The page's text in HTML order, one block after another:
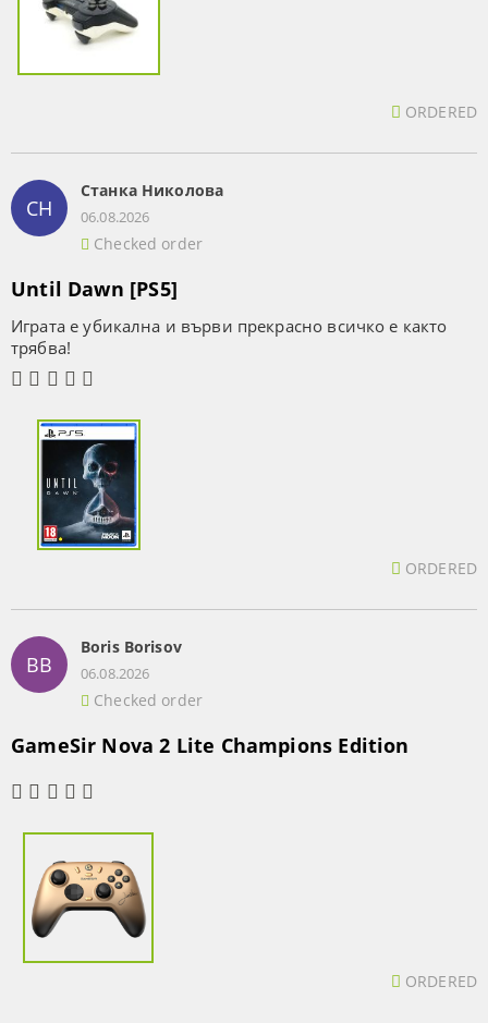
ORDERED
СН
Станка Николова
06.08.2026
Checked order
Until Dawn [PS5]
Играта е убикална и върви прекрасно всичко е както
трябва!
ORDERED
BB
Boris Borisov
06.08.2026
Checked order
GameSir Nova 2 Lite Champions Edition
ORDERED